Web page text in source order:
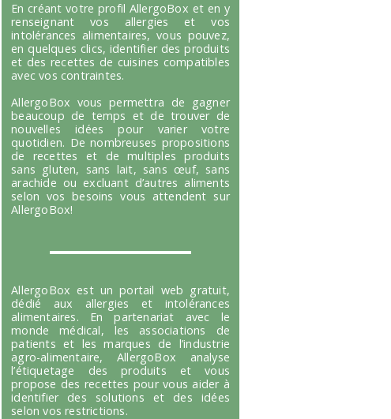
En créant votre profil AllergoBox et en y
renseignant vos allergies et vos
intolérances alimentaires, vous pouvez,
en quelques clics, identifier des produits
et des recettes de cuisines compatibles
avec vos contraintes.
AllergoBox vous permettra de gagner
beaucoup de temps et de trouver de
nouvelles idées pour varier votre
quotidien. De nombreuses propositions
de recettes et de multiples produits
sans gluten, sans lait, sans œuf, sans
arachide ou excluant d’autres aliments
selon vos besoins vous attendent sur
AllergoBox!
AllergoBox est un portail web gratuit,
dédié aux allergies et intolérances
alimentaires. En partenariat avec le
monde médical, les associations de
patients et les marques de l’industrie
agro-alimentaire, AllergoBox analyse
l’étiquetage des produits et vous
propose des recettes pour vous aider à
identifier des solutions et des idées
selon vos restrictions.